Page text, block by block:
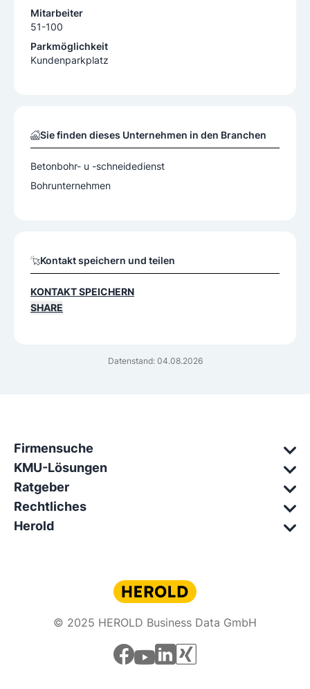
Datenstand: 04.08.2026
Mitarbeiter
51-100
Parkmöglichkeit
Kundenparkplatz
Sie finden dieses Unternehmen in den Branchen
Betonbohr- u -schneidedienst
Bohrunternehmen
Kontakt speichern und teilen
KONTAKT SPEICHERN
SHARE
Firmensuche
KMU-Lösungen
Ratgeber
Rechtliches
Herold
© 2025 HEROLD Business Data GmbH